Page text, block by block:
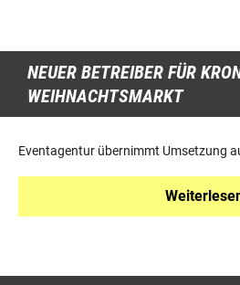
NEUER BETREIBER FÜR
WEIHNACHTSMARKT
Eventagentur übernimmt Umsetzung